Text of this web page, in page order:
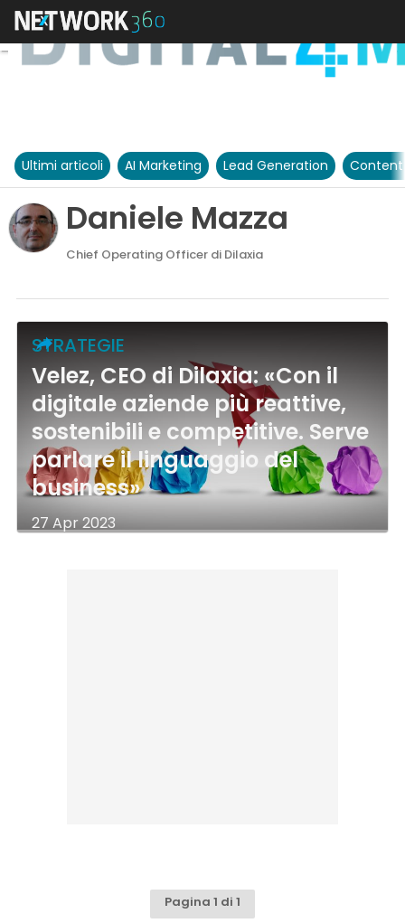
Ultimi articoli AI Marketing Lead Generation
Daniele Mazza
Chief Operating Officer di Dilaxia
STRATEGIE
Velez, CEO di Dilaxia: «Con il
digitale aziende più reattive,
sostenibili e competitive. Serve
parlare il linguaggio del
business»
27 Apr 2023
Pagina 1 di 1